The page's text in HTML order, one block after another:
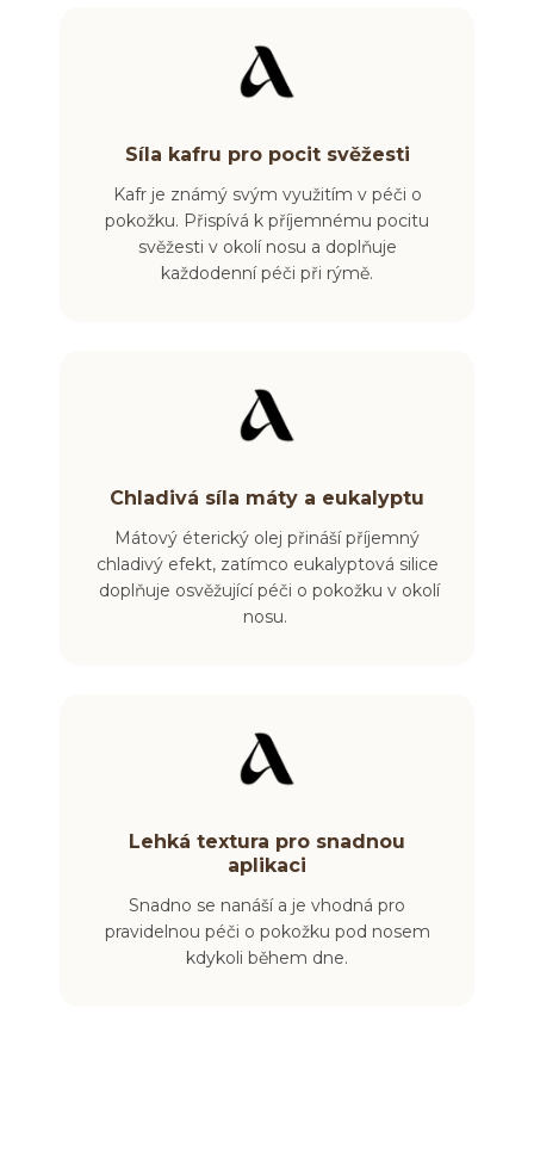
Síla kafru pro pocit svěžesti
Kafr je známý svým využitím v péči o
pokožku. Přispívá k příjemnému pocitu
svěžesti v okolí nosu a doplňuje
každodenní péči při rýmě.
Chladivá síla máty a eukalyptu
Mátový éterický olej přináší příjemný
chladivý efekt, zatímco eukalyptová silice
doplňuje osvěžující péči o pokožku v okolí
nosu.
Lehká textura pro snadnou
aplikaci
Snadno se nanáší a je vhodná pro
pravidelnou péči o pokožku pod nosem
kdykoli během dne.